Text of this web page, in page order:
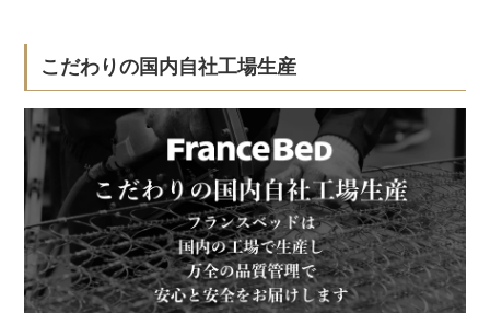
こだわりの国内自社工場生産